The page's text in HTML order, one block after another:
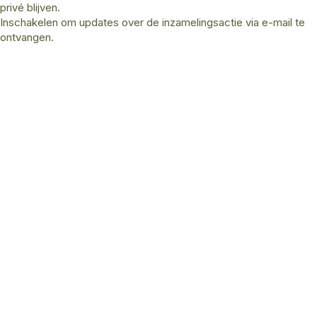
privé blijven.
Inschakelen om updates over de inzamelingsactie via e-mail te
ontvangen.